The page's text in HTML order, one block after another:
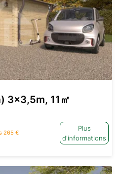
3×3,5m, 11㎡
265 €
Plus
d'informations